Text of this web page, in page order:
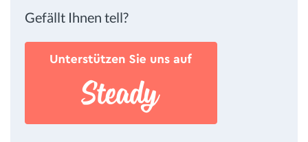
Gefällt Ihnen tell?